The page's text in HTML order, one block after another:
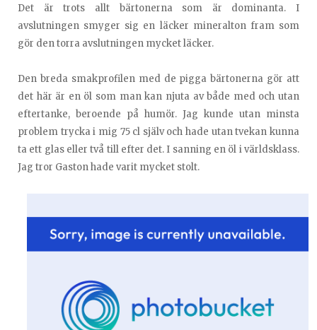
Det är trots allt bärtonerna som är dominanta. I
avslutningen smyger sig en läcker mineralton fram som
gör den torra avslutningen mycket läcker.
Den breda smakprofilen med de pigga bärtonerna gör att
det här är en öl som man kan njuta av både med och utan
eftertanke, beroende på humör. Jag kunde utan minsta
problem trycka i mig 75 cl själv och hade utan tvekan kunna
ta ett glas eller två till efter det. I sanning en öl i världsklass.
Jag tror Gaston hade varit mycket stolt.